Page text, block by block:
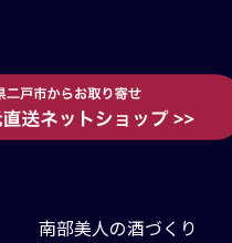
南部美人の酒づくり